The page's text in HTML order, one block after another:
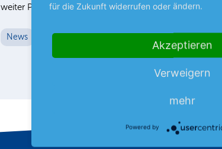
weiter Preisdruck zu spüren.…mehr
News 05.08.26
erneut
für die Zukunft widerrufen oder ändern.
Akzeptieren
Verweigern
mehr
Powered by